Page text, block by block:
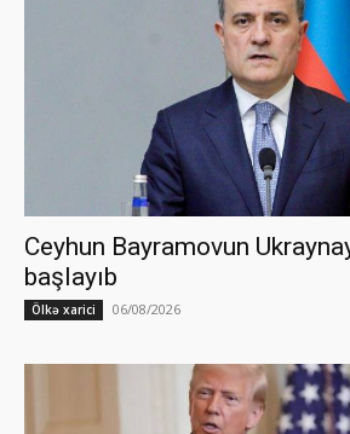
Ceyhun Bayramovun
başlayıb
Ölkə xarici 06/08/2026